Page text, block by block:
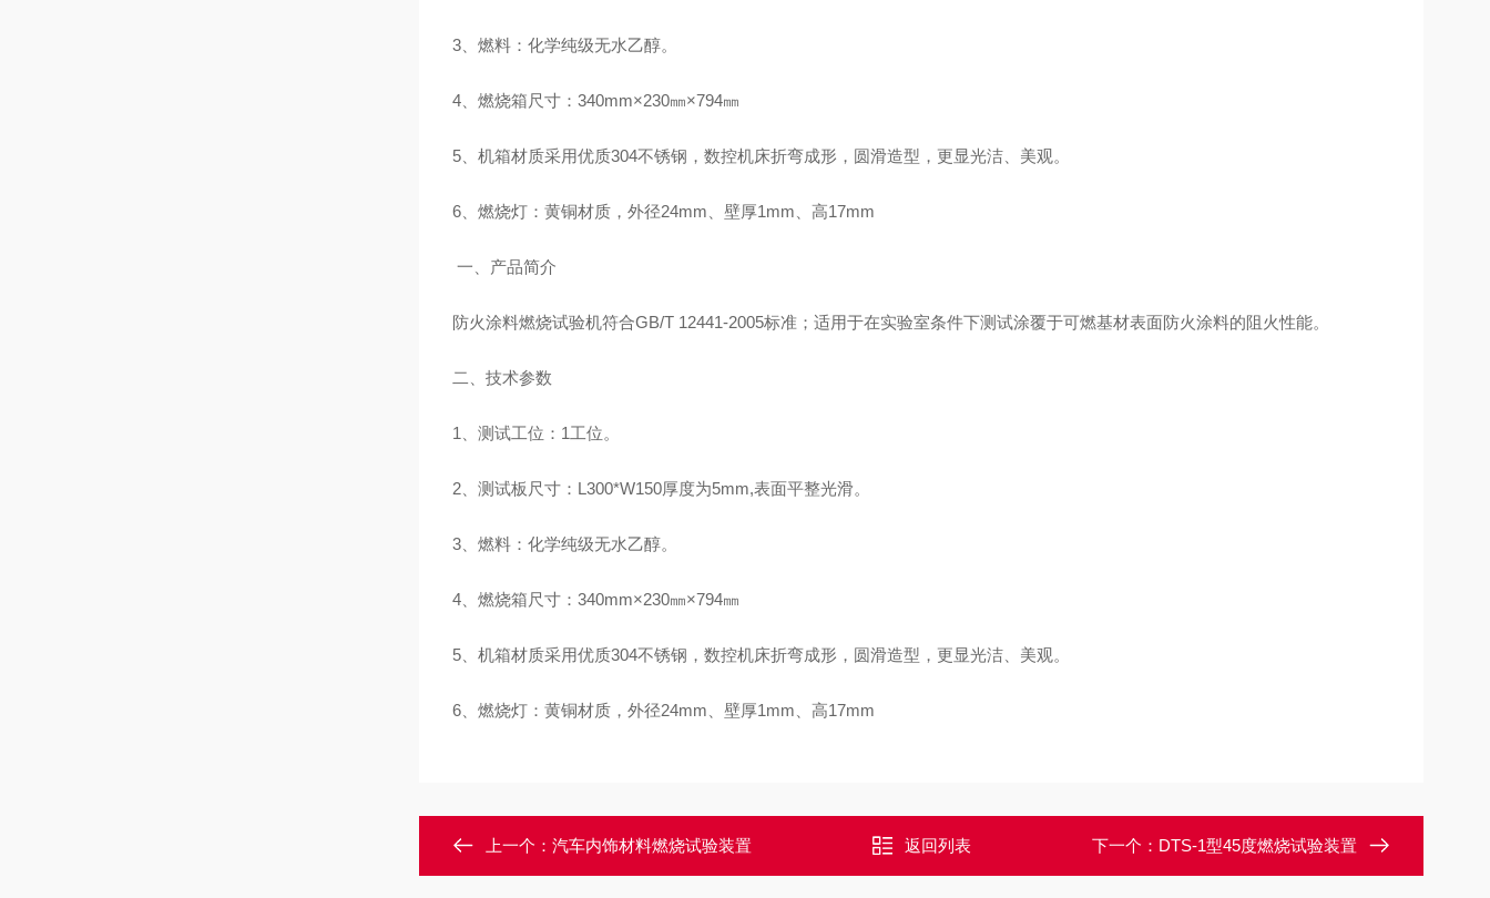
3、燃料：化学纯级无水乙醇。
4、燃烧箱尺寸：340mm×230㎜×794㎜
5、机箱材质采用优质304不锈钢，数控机床折弯成形，圆滑造型，更显光洁、美观。
6、燃烧灯：黄铜材质，外径24mm、壁厚1mm、高17mm
一、产品简介
防火涂料燃烧试验机符合GB/T 12441-2005标准；适用于在实验室条件下测试涂覆于可燃基材表面防火涂料的阻火性能。
二、技术参数
1、测试工位：1工位。
2、测试板尺寸：L300*W150厚度为5mm,表面平整光滑。
3、燃料：化学纯级无水乙醇。
4、燃烧箱尺寸：340mm×230㎜×794㎜
5、机箱材质采用优质304不锈钢，数控机床折弯成形，圆滑造型，更显光洁、美观。
6、燃烧灯：黄铜材质，外径24mm、壁厚1mm、高17mm
上一个： 汽车内饰材料燃烧试验装置 返回列表 下一个： DTS-1型45度燃烧试验装置